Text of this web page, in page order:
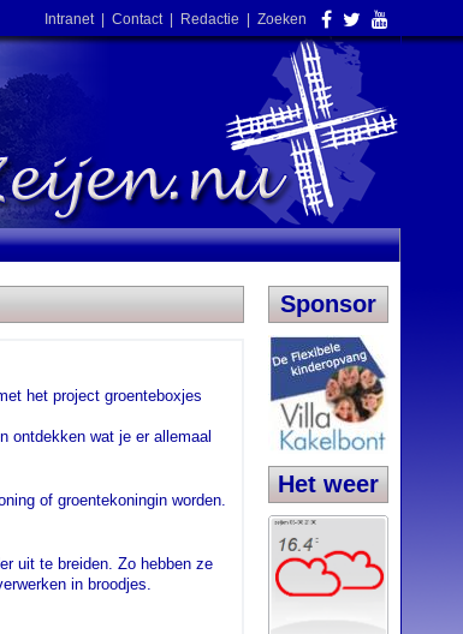
Intranet| Contact| Redactie Zoeken
Sponsor
Het weer
het project groenteboxjes
ontdekken wat je er allemaal
of groentekoningin worden.
uit te breiden. Zo hebben ze
in broodjes.